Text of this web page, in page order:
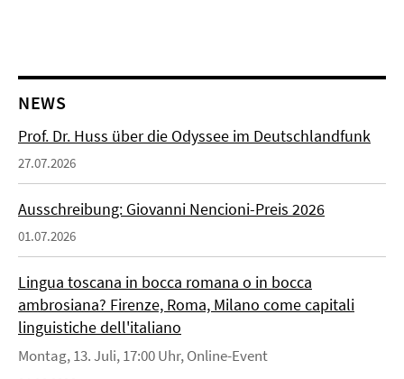
NEWS
Prof. Dr. Huss über die Odyssee im Deutschlandfunk
27.07.2026
Ausschreibung: Giovanni Nencioni-Preis 2026
01.07.2026
Lingua toscana in bocca romana o in bocca
ambrosiana? Firenze, Roma, Milano come capitali
linguistiche dell'italiano
Montag, 13. Juli, 17:00 Uhr, Online-Event